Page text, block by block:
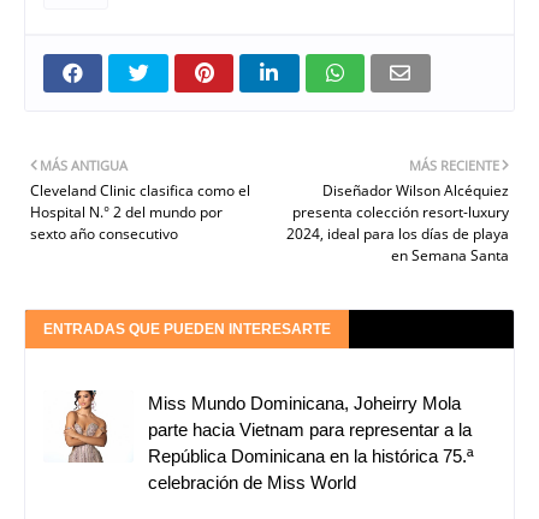
MÁS RECIENTE
Diseñador Wilson Alcéquiez
presenta colección resort-luxury
2024, ideal para los días de playa
en Semana Santa
MÁS ANTIGUA
Cleveland Clinic clasifica como el
Hospital N.° 2 del mundo por
sexto año consecutivo
ENTRADAS QUE PUEDEN INTERESARTE
Miss Mundo Dominicana, Joheirry Mola
parte hacia Vietnam para representar a la
República Dominicana en la histórica 75.ª
celebración de Miss World